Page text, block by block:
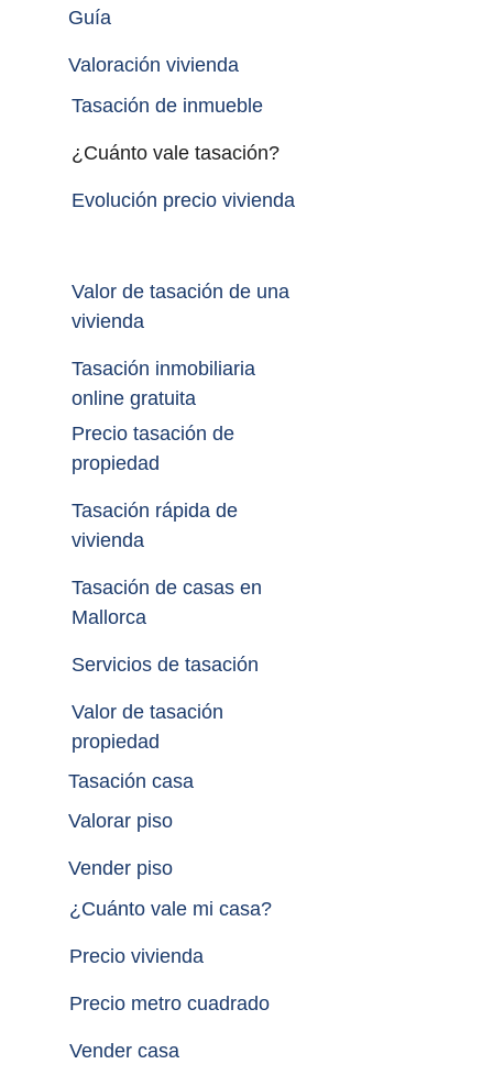
Guía
Valoración vivienda
Tasación de inmueble
Valor de tasación de una
vivienda
Tasación inmobiliaria
online gratuita
Precio tasación de
propiedad
Tasación rápida de
vivienda
Tasación de casas en
Mallorca
Servicios de tasación
Valor de tasación
propiedad
Tasación casa
Valorar piso
¿Cuánto vale mi casa?
Precio vivienda
Precio metro cuadrado
Vender casa
¿Cuánto vale tasación?
Evolución precio vivienda
Vender piso